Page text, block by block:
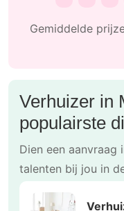
Gemiddelde
Verhuizer in
populairste
Dien een
talenten bij jou in